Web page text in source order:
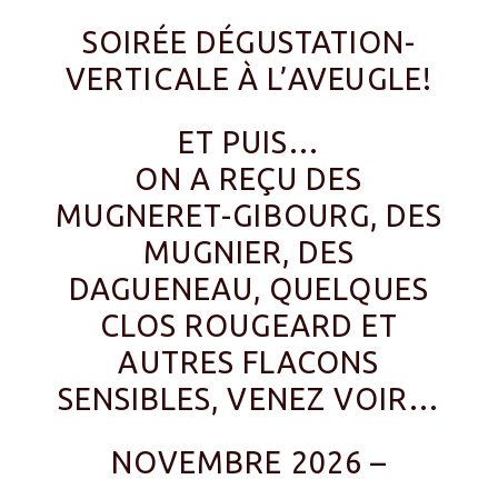
SOIRÉE DÉGUSTATION-
VERTICALE À L’AVEUGLE!
ET PUIS…
ON A REÇU DES
MUGNERET-GIBOURG, DES
MUGNIER, DES
DAGUENEAU, QUELQUES
CLOS ROUGEARD ET
AUTRES FLACONS
SENSIBLES, VENEZ VOIR…
NOVEMBRE 2026 –